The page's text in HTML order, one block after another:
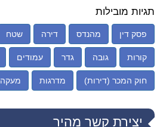
תגיות מובילות
פסק דין מהנדס דירה שטח
קורות גובה גדר עמודים
חוק המכר (דירות) מדרגות מעקה
יצירת קשר מהיר